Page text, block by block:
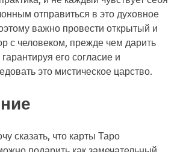
отправиться в это духовное
важно провести открытый и
с человеком, прежде чем дарить
его согласие и
это мистическое царство.
сказать, что карты Таро
подарить как замечательный